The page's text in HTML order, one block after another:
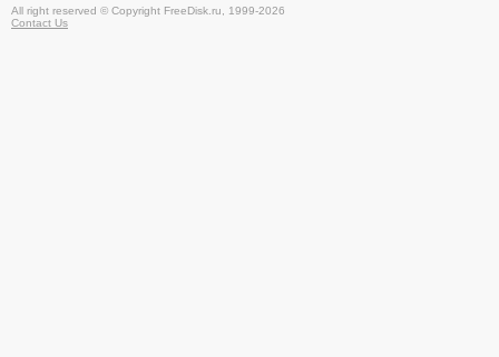
All right reserved © Copyright FreeDisk.ru, 1999-2026
Contact Us